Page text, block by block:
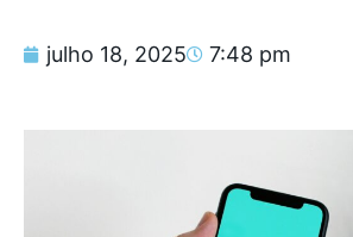
julho 18, 2025 7:48 pm